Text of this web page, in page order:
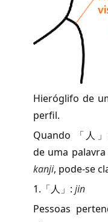
Hieróglifo de
perfil.
Quando 「人
de uma
kanji, pode-se
1.「人」: jin
Pessoas